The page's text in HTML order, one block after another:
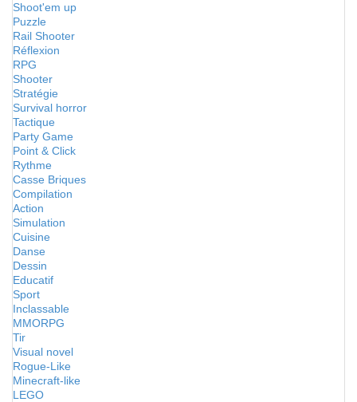
Shoot'em up
Puzzle
Rail Shooter
Réflexion
RPG
Shooter
Stratégie
Survival horror
Tactique
Party Game
Point & Click
Rythme
Casse Briques
Compilation
Action
Simulation
Cuisine
Danse
Dessin
Educatif
Sport
Inclassable
MMORPG
Tir
Visual novel
Rogue-Like
Minecraft-like
LEGO